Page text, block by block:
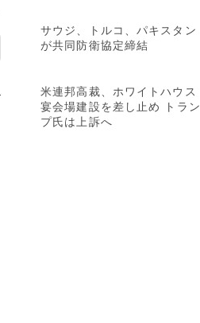
サウジ、トルコ、パキスタン
が共同防衛協定締結
米連邦高裁、ホワイトハウス
宴会場建設を差し止め トラン
プ氏は上訴へ